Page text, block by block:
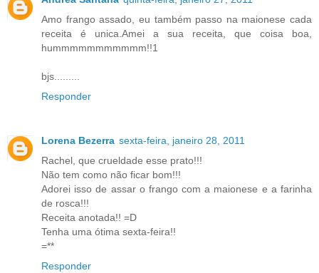
Amo frango assado, eu também passo na maionese cada
receita é unica.Amei a sua receita, que coisa boa,
hummmmmmmmmmm!!1
bjs.........
Responder
Lorena Bezerra sexta-feira, janeiro 28, 2011
Rachel, que crueldade esse prato!!!
Não tem como não ficar bom!!!
Adorei isso de assar o frango com a maionese e a farinha
de rosca!!!
Receita anotada!! =D
Tenha uma ótima sexta-feira!!
=**
Responder